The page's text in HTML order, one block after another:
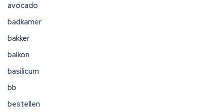
avocado
badkamer
bakker
balkon
basilicum
bb
bestellen